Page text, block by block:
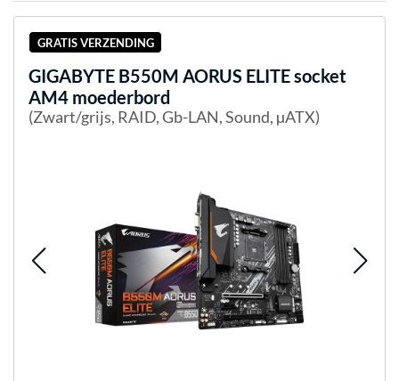
GRATIS VERZENDING
GIGABYTE B550M AORUS ELITE socket
AM4 moederbord
(Zwart/grijs, RAID, Gb-LAN, Sound, µATX)